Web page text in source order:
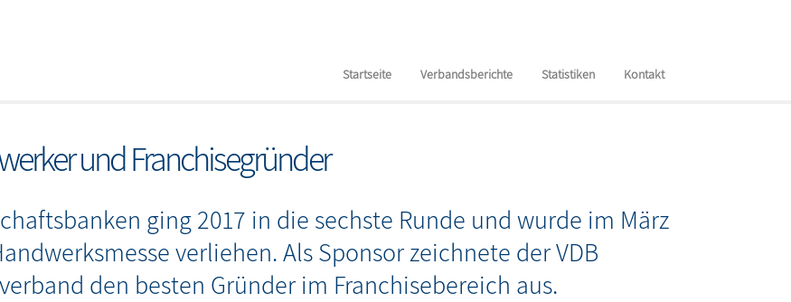
Startseite Verbandsberichte Statistiken Kontakt
und Franchisegründer
ging 2017 in die sechste Runde und wurde im März
verliehen. Als Sponsor zeichnete der VDB
den besten Gründer im Franchisebereich aus.